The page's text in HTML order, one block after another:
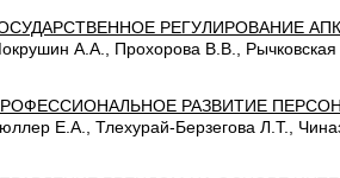
РЕГУЛИРОВАНИЕ
А.А., Прохорова В.В., Рычковская
РАЗВИТИЕ
Е.А., Тлехурай-Берзегова Л.Т.,